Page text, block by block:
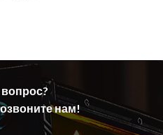
вопрос?
нам!